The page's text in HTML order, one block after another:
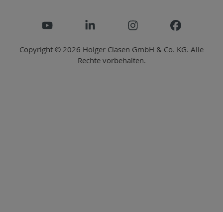
Copyright © 2026 Holger Clasen GmbH & Co. KG. Alle
Rechte vorbehalten.